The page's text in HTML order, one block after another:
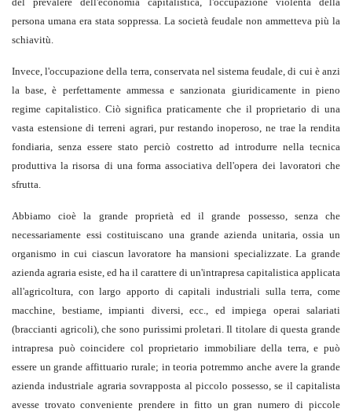
persona umana era stata soppressa. La società feudale non ammetteva più la
schiavitù.
Invece, l'occupazione della terra, conservata nel sistema feudale, di cui è anzi
la base, è perfettamente ammessa e sanzionata giuridicamente in pieno
regime capitalistico. Ciò significa praticamente che il proprietario di una
vasta estensione di terreni agrari, pur restando inoperoso, ne trae la rendita
fondiaria, senza essere stato perciò costretto ad introdurre nella tecnica
produttiva la risorsa di una forma associativa dell'opera dei lavoratori che
sfrutta.
Abbiamo cioè la grande proprietà ed il grande possesso, senza che
necessariamente essi costituiscano una grande azienda unitaria, ossia un
organismo in cui ciascun lavoratore ha mansioni specializzate. La grande
azienda agraria esiste, ed ha il carattere di un'intrapresa capitalistica applicata
all'agricoltura, con largo apporto di capitali industriali sulla terra, come
macchine, bestiame, impianti diversi, ecc., ed impiega operai salariati
(braccianti agricoli), che sono purissimi proletari. Il titolare di questa grande
intrapresa può coincidere col proprietario immobiliare della terra, e può
essere un grande affittuario rurale; in teoria potremmo anche avere la grande
azienda industriale agraria sovrapposta al piccolo possesso, se il capitalista
avesse trovato conveniente prendere in fitto un gran numero di piccole